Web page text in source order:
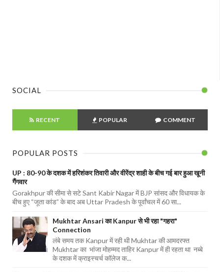
SOCIAL
RECENT POPULAR COMMENT
POPULAR POSTS
UP : 80-90 के दशक में हरिशंकर तिवारी और वीरेंद्र शाही के बीच गई बार हुआ खूनी
गैंगवार
Gorakhpur की सीमा से सटे Sant Kabir Nagar में BJP सांसद और विधायक के
बीच हुए “जूता कांड” के बाद अब Uttar Pradesh के पूर्वांचल में 60 सा...
Mukhtar Ansari का Kanpur से भी रहा "गहरा"
Connection
लंबे समय तक Kanpur में रही थी Mukhtar की आमदरफ्त
Mukhtar का भांजा मोहम्मद ताहिर Kanpur में ही रहता था नब्बे
के दशक में क्राइस्चर्च कॉलेज क...